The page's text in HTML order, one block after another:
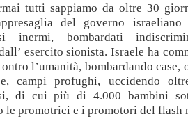
tutti sappiamo da oltre 30
del governo
inermi, bombardati
esercito sionista. Israele ha
l’umanità, bombardando case,
campi profughi, uccidendo
di cui più di 4.000 bambini
le promotrici e i promotori del flash